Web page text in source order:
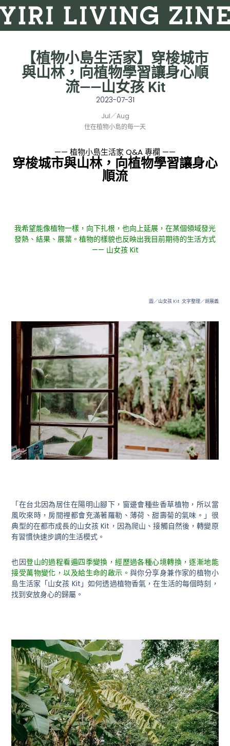
【植物小島生活家】穿梭城市
與山林，向植物學習讓身心順
流——山女孩 Kit
2023-07-31
Jul／Aug
住在植物小島的每一天
—— 植物小島生活家 Q&A 專欄 ——
穿梭城市與山林，向植物學習讓身心
順流
我希望能像植物一樣，向下扎根，也向上延展，在某個領域發光
發熱、結果、展葉。 植物的樣貌也反映出我目前期待的生活方式
—— 山女孩 Kit
圖／山女孩 Kit 文字整理／胡展義
「在台北因為居住在陽明山腳下，窗邊會種些香草植物，所以當
風吹來時，房間裡都會充滿著羅勒、薄荷、甜壽菊的氣味。」很
典型的在都市成長的山女孩 Kit，因為爬山、接觸自然後，轉變原
有習慣快速步調的生活模式。
也因登山的過程看遍四季變換，經歷過各種心境轉換，逐漸地能
接受萬物變化，以及給生命的啟示。與你分享身兼作家的植物小
島生活家「山女孩 Kit」如何透過植物香氣，在生活的每個時刻，
找到安放身心的歸屬。